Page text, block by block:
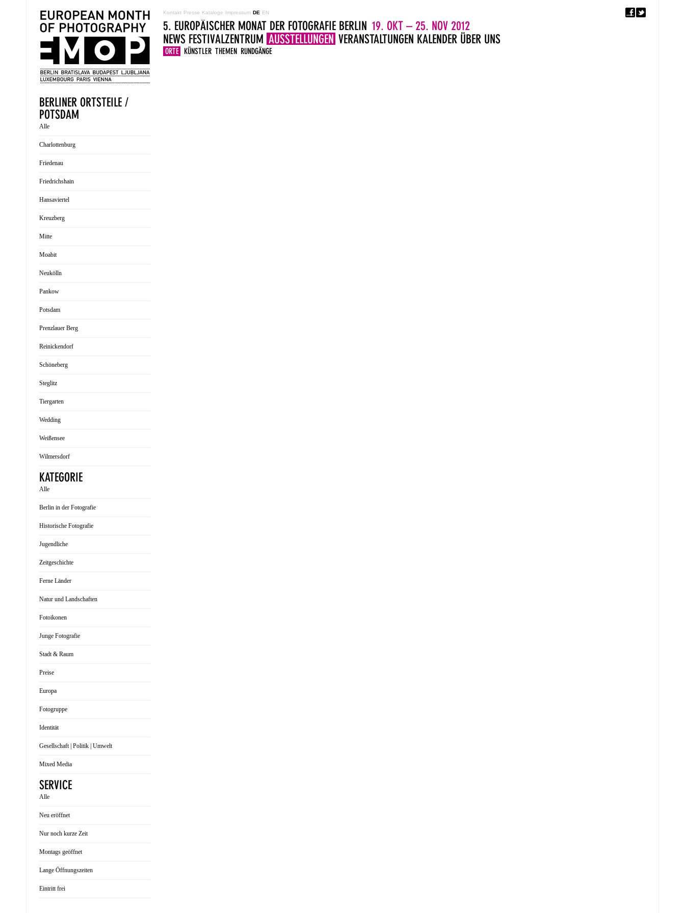
Kontakt Presse Kataloge Impressum DE EN 5. EUROPÄISCHER
5. EUROPÄISCHER MONAT DER FOTOGRAFIE BERLIN 19. OKT – 25. NOV 2012
NEWS FESTIVALZENTRUM AUSSTELLUNGEN
ORTE KÜNSTLER THEMEN RUNDGÄNGE
VERANSTALTUNGEN KALENDER ÜBER UNS
BERLINER ORTSTEILE /
POTSDAM
Alle
Charlottenburg
Friedenau
Friedrichshain
Hansaviertel
Kreuzberg
Mitte
Moabit
Neukölln
Pankow
Potsdam
Prenzlauer Berg
Reinickendorf
Schöneberg
Steglitz
Tiergarten
Wedding
Weißensee
Wilmersdorf
KATEGORIE
Alle
Berlin in der Fotografie
Historische Fotografie
Jugendliche
Zeitgeschichte
Ferne Länder
Natur und Landschaften
Fotoikonen
Junge Fotografie
Stadt & Raum
Preise
Europa
Fotogruppe
Identität
Gesellschaft | Politik | Umwelt
Mixed Media
SERVICE
Alle
Neu eröffnet
Nur noch kurze Zeit
Montags geöffnet
Lange Öffnungszeiten
Eintritt frei